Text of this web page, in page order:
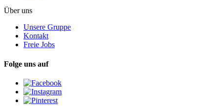
Über uns
Unsere Gruppe
Kontakt
Freie Jobs
Folge uns auf